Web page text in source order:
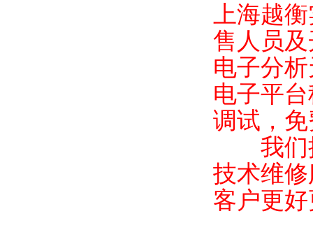
上海越
售人员
电子分
电子平
调试，
我们拥
技术维
客户更